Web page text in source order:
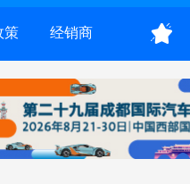
策 经销商